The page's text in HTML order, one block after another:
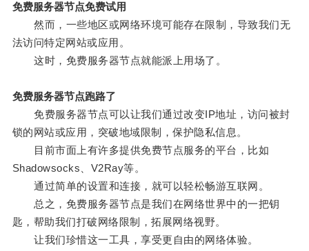
免费服务器节点免费试用
然而，一些地区或网络环境可能存在限制，导致我们无
法访问特定网站或应用。
这时，免费服务器节点就能派上用场了。
免费服务器节点跑路了
免费服务器节点可以让我们通过改变IP地址，访问被封
锁的网站或应用，突破地域限制，保护隐私信息。
目前市面上有许多提供免费节点服务的平台，比如
Shadowsocks、V2Ray等。
通过简单的设置和连接，就可以轻松畅游互联网。
总之，免费服务器节点是我们在网络世界中的一把钥
匙，帮助我们打破网络限制，拓展网络视野。
让我们珍惜这一工具，享受更自由的网络体验。